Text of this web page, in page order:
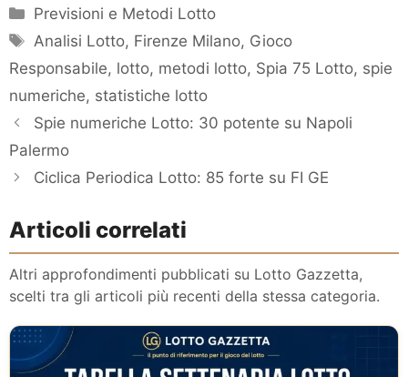
Categorie
Previsioni e Metodi Lotto
Tag
Analisi Lotto, Firenze Milano, Gioco
Responsabile, lotto, metodi lotto, Spia 75 Lotto, spie
numeriche, statistiche lotto
Spie numeriche Lotto: 30 potente su Napoli
Palermo
Ciclica Periodica Lotto: 85 forte su FI GE
Articoli correlati
Altri approfondimenti pubblicati su Lotto Gazzetta,
scelti tra gli articoli più recenti della stessa categoria.